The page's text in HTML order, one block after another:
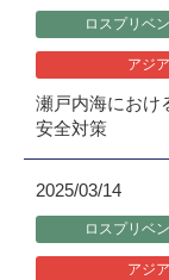
ロスプリベ
アジア
瀬戸内海におけ
安全対策
2025/03/14
ロスプリベ
アジア